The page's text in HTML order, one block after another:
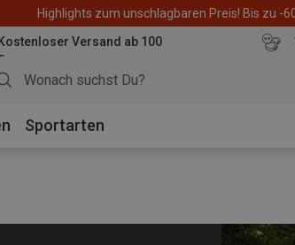
Highlights zum unschlagbaren Preis! Bis zu -
Kostenloser Versand ab 100
Sportarten